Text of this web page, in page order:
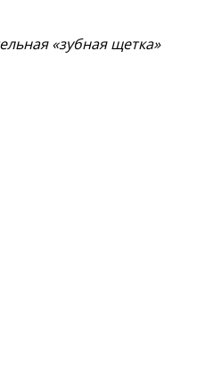
«зубная щетка»